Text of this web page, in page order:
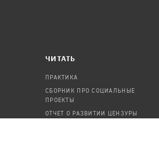
ЧИТАТЬ
ПРАКТИКА
СБОРНИК ПРО СОЦИАЛЬНЫЕ
ПРОЕКТЫ
ОТЧЕТ О РАЗВИТИИ ЦЕНЗУРЫ